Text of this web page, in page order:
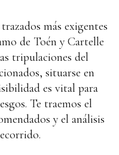
más exigentes
de Toén y Cartelle
tripulaciones del
situarse en
es vital para
Te traemos el
y el análisis